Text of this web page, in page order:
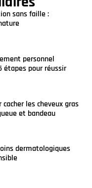
sans faille :
personnel
étapes pour réussir
les cheveux gras
et bandeau
dermatologiques